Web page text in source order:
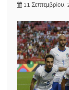
11 Σεπτεμβρίου,